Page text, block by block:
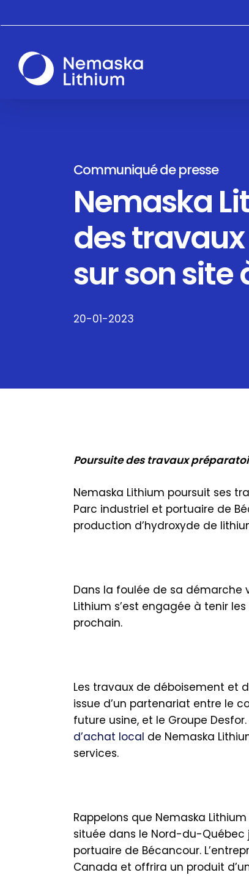
to
content
Communiqué de presse
Nemaska
des
sur son site
20-01-2023
Poursuite des travaux
Nemaska Lithium poursuit ses
Parc industriel et portuaire de
production d’hydroxyde de
Dans la foulée de sa démarche
Lithium s’est engagée à tenir
prochain.
Les travaux de déboisement et
issue d’un partenariat entre le
future usine, et le Groupe
d’achat local de Nemaska
services.
Rappelons que Nemaska
située dans le Nord-du-Québec
portuaire de Bécancour.
Canada et offrira un produit